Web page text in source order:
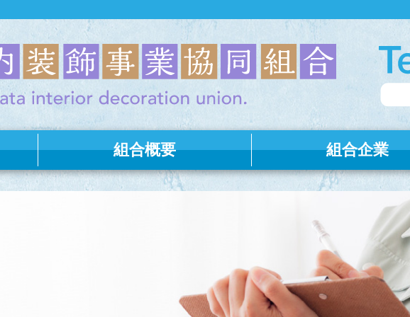
組合概要 組合企業